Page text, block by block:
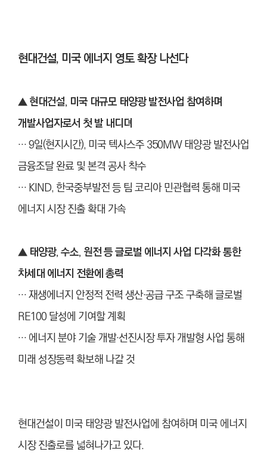
현대건설, 미국 에너지 영토 확장 나선다
▲ 현대건설, 미국 대규모 태양광 발전사업 참여하며
개발사업자로서 첫 발 내디뎌
… 9일(현지시간), 미국 텍사스주 350MW 태양광 발전사업
금융조달 완료 및 본격 공사 착수
… KIND, 한국중부발전 등 팀 코리아 민관협력 통해 미국
에너지 시장 진출 확대 가속
▲태양광, 수소, 원전 등 글로벌 에너지 사업 다각화 통한
차세대 에너지 전환에 총력
… 재생에너지 안정적 전력 생산·공급 구조 구축해 글로벌
RE100 달성에 기여할 계획
… 에너지 분야 기술 개발·선진시장 투자 개발형 사업 통해
미래 성장동력 확보해 나갈 것
현대건설이 미국 태양광 발전사업에 참여하며 미국 에너지
시장 진출로를 넓혀나가고 있다.